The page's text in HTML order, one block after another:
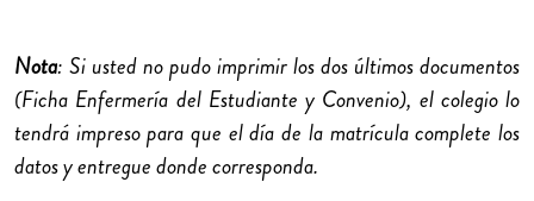
Nota: Si usted no pudo imprimir los dos últimos documentos
(Ficha Enfermería del Estudiante y Convenio), el colegio lo
tendrá impreso para que el día de la matrícula complete los
datos y entregue donde corresponda.